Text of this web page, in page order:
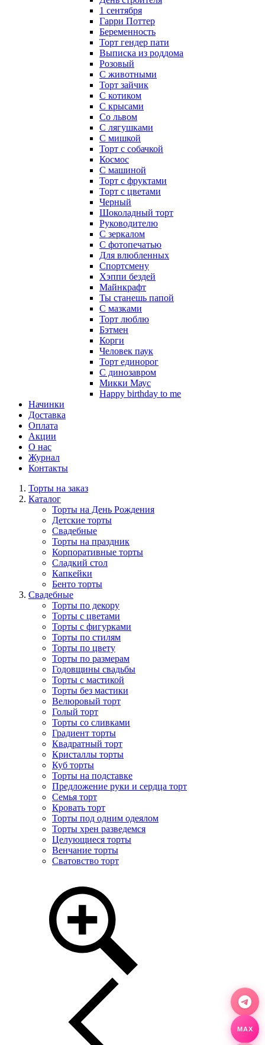
1 сентября
Гарри Поттер
Беременность
Торт гендер пати
Выписка из роддома
Розовый
С животными
Торт зайчик
С котиком
С крысами
Со львом
С лягушками
С мишкой
Торт с собачкой
Космос
С машиной
Торт с фруктами
Торт с цветами
Черный
Шоколадный торт
Руководителю
С зеркалом
С фотопечатью
Для влюбленных
Спортсмену
Хэппи бездей
Майнкрафт
Ты станешь папой
С мазками
Торт люблю
Бэтмен
Корги
Человек паук
Торт единорог
С динозавром
Микки Маус
Happy birthday to me
Начинки
Доставка
Оплата
Акции
О нас
Журнал
Контакты
Торты на заказ
Каталог
Торты на День Рождения
Детские торты
Свадебные
Торты на праздник
Корпоративные торты
Сладкий стол
Капкейки
Бенто торты
Свадебные
Торты по декору
Торты с цветами
Торты с фигурками
Торты по стилям
Торты по цвету
Торты по размерам
Годовщины свадьбы
Торты с мастикой
Торты без мастики
Велюровый торт
Голый торт
Торты со сливками
Градиент торты
Квадратный торт
Кристаллы торты
Куб торты
Торты на подставке
Предложение руки и сердца торт
Семья торт
Кровать торт
Торты под одним одеялом
Торты хрен разведемся
Целующиеся торты
Венчание торты
Сватовство торт
MAX